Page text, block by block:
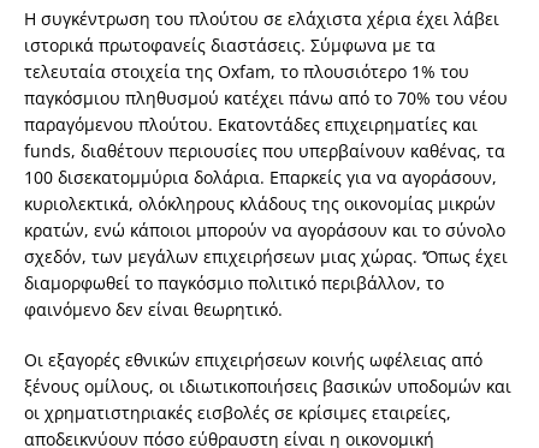
Η συγκέντρωση του πλούτου σε ελάχιστα χέρια έχει λάβει
ιστορικά πρωτοφανείς διαστάσεις. Σύμφωνα με τα
τελευταία στοιχεία της Oxfam, το πλουσιότερο 1% του
παγκόσμιου πληθυσμού κατέχει πάνω από το 70% του νέου
παραγόμενου πλούτου. Εκατοντάδες επιχειρηματίες και
funds, διαθέτουν περιουσίες που υπερβαίνουν καθένας, τα
100 δισεκατομμύρια δολάρια. Επαρκείς για να αγοράσουν,
κυριολεκτικά, ολόκληρους κλάδους της οικονομίας μικρών
κρατών, ενώ κάποιοι μπορούν να αγοράσουν και το σύνολο
σχεδόν, των μεγάλων επιχειρήσεων μιας χώρας. ‘Όπως έχει
διαμορφωθεί το παγκόσμιο πολιτικό περιβάλλον, το
φαινόμενο δεν είναι θεωρητικό.
Οι εξαγορές εθνικών επιχειρήσεων κοινής ωφέλειας από
ξένους ομίλους, οι ιδιωτικοποιήσεις βασικών υποδομών και
οι χρηματιστηριακές εισβολές σε κρίσιμες εταιρείες,
αποδεικνύουν πόσο εύθραυστη είναι η οικονομική